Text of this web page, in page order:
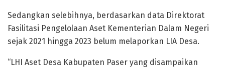
Sedangkan selebihnya, berdasarkan data Direktorat
Fasilitasi Pengelolaan Aset Kementerian Dalam Negeri
sejak 2021 hingga 2023 belum melaporkan LIA Desa.
“LHI Aset Desa Kabupaten Paser yang disampaikan